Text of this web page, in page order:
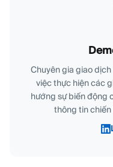
Chuyên gia giao
việc thực hiện các
hướng sự biến động
thông tin